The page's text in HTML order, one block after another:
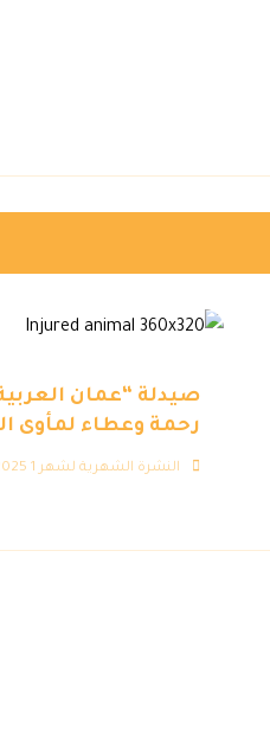
صيدلة “عمان
رحمة وعطاء لمأوى
النشرة الشهرية لشهر 1 2025